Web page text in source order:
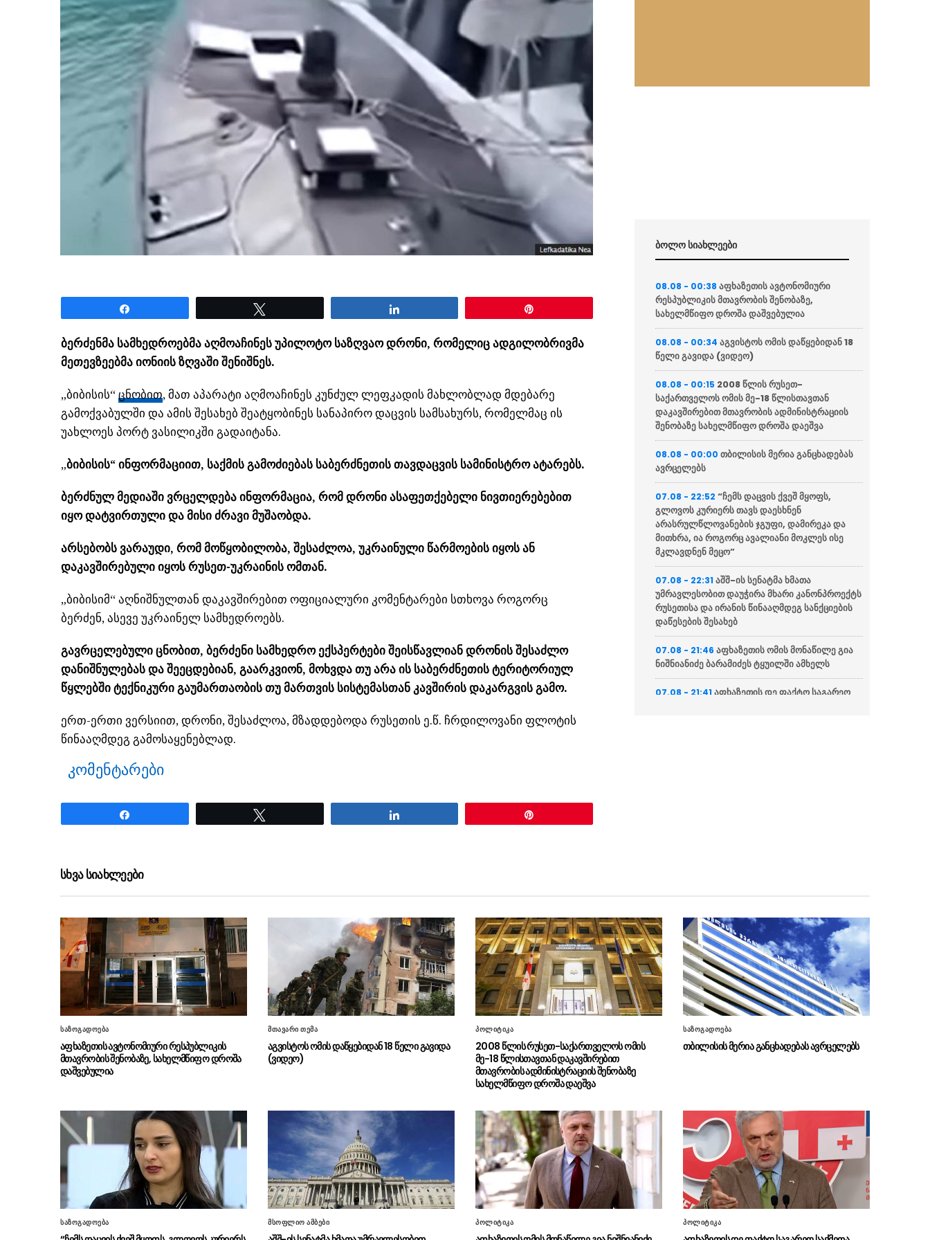
ბერძენმა სამხედროებმა აღმოაჩინეს უპილოტო საზღვაო დრონი, რომელიც ადგილობრივმა
მეთევზეებმა იონიის ზღვაში შენიშნეს.
„ბიბისის“ ცნობით, მათ აპარატი აღმოაჩინეს კუნძულ ლეფკადის მახლობლად მდებარე
გამოქვაბულში და ამის შესახებ შეატყობინეს სანაპირო დაცვის სამსახურს, რომელმაც ის
უახლოეს პორტ ვასილიკში გადაიტანა.
„ბიბისის“ ინფორმაციით, საქმის გამოძიებას საბერძნეთის თავდაცვის სამინისტრო ატარებს.
ბერძნულ მედიაში ვრცელდება ინფორმაცია, რომ დრონი ასაფეთქებელი ნივთიერებებით
იყო დატვირთული და მისი ძრავი მუშაობდა.
არსებობს ვარაუდი, რომ მოწყობილობა, შესაძლოა, უკრაინული წარმოების იყოს ან
დაკავშირებული იყოს რუსეთ-უკრაინის ომთან.
„ბიბისიმ“ აღნიშნულთან დაკავშირებით ოფიციალური კომენტარები სთხოვა როგორც
ბერძენ, ასევე უკრაინელ სამხედროებს.
გავრცელებული ცნობით, ბერძენი სამხედრო ექსპერტები შეისწავლიან დრონის შესაძლო
დანიშნულებას და შეეცდებიან, გაარკვიონ, მოხვდა თუ არა ის საბერძნეთის ტერიტორიულ
წყლებში ტექნიკური გაუმართაობის თუ მართვის სისტემასთან კავშირის დაკარგვის გამო.
ერთ-ერთი ვერსიით, დრონი, შესაძლოა, მზადდებოდა რუსეთის ე.წ. ჩრდილოვანი ფლოტის
წინააღმდეგ გამოსაყენებლად.
კომენტარები
ბოლო სიახლეები
08.08 - 00:38აფხაზეთის ავტონომიური
რესპუბლიკის მთავრობის შენობაზე,
სახელმწიფო დროშა დაშვებულია
08.08 - 00:34აგვისტოს ომის დაწყებიდან 18
წელი გავიდა (ვიდეო)
08.08 - 00:15 2008 წლის რუსეთ-
საქართველოს ომის მე-18 წლისთავთან
დაკავშირებით მთავრობის ადმინისტრაციის
შენობაზე სახელმწიფო დროშა დაეშვა
08.08 - 00:00თბილისის მერია განცხადებას
ავრცელებს
07.08 - 22:52“ჩემს დაცვის ქვეშ მყოფს,
გლოვოს კურიერს თავს დაესხნენ
არასრულწლოვანების ჯგუფი, დამირეკა და
მითხრა, ია როგორც ავალიანი მოკლეს ისე
მკლავდნენ მეცო”
07.08 - 22:31აშშ-ის სენატმა ხმათა
უმრავლესობით დაუჭირა მხარი კანონპროექტს
რუსეთისა და ირანის წინააღმდეგ სანქციების
დაწესების შესახებ
07.08 - 21:46აფხაზეთის ომის მონაწილე გია
ნიშნიანიძე ბარამიძეს ტყუილში ამხელს
07.08 - 21:41აფხაზეთის დე ფაქტო საგარეო
07.08 - 20:20“საფრანგეთი არ დაუშვებს
უცხოური ჩარევის არცერთ მცდელობას
საკუთარ დემოკრატიულ დებატებში”
07.08 - 20:13რა გაფრთხილება მისცა
ესპანეთმა იტალიას
07.08 - 20:11რუსთავის ცენტრალური პარკის
პროექტირება იწყება
POLITICO: საფრანგეთის
07.08 - 19:41საქალაქო სასამართლომ გიგა
ავალიანის საქმეზე დაკავებულ ნია იმნაძეს და
ანასტასია ბერუაშვილს აღკვეთის ღონისძიების
სახით პატიმრობა შეუფარდა
07.08 - 18:57გიორგი სიხარულიძე:
მნიშვნელოვანია, ამ ქვეყანაში სიტყვის
თავისუფლება არასოდეს დაიკარგოს
სხვა სიახლეები
საზოგადოება
აფხაზეთის ავტონომიური რესპუბლიკის
მთავრობის შენობაზე, სახელმწიფო დროშა
დაშვებულია
მთავარი თემა
აგვისტოს ომის დაწყებიდან 18 წელი გავიდა
(ვიდეო)
პოლიტიკა
2008 წლის რუსეთ-საქართველოს ომის
მე-18 წლისთავთან დაკავშირებით
მთავრობის ადმინისტრაციის შენობაზე
სახელმწიფო დროშა დაეშვა
საზოგადოება
თბილისის მერია განცხადებას ავრცელებს
საზოგადოება მსოფლიო ამბები პოლიტიკა პოლიტიკა